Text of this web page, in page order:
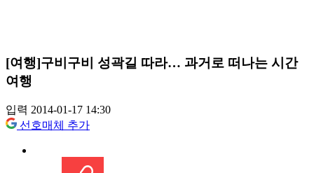
[여행]구비구비 성곽길 따라… 과거로 떠나는 시간
여행
입력 2014-01-17 14:30
선호매체 추가